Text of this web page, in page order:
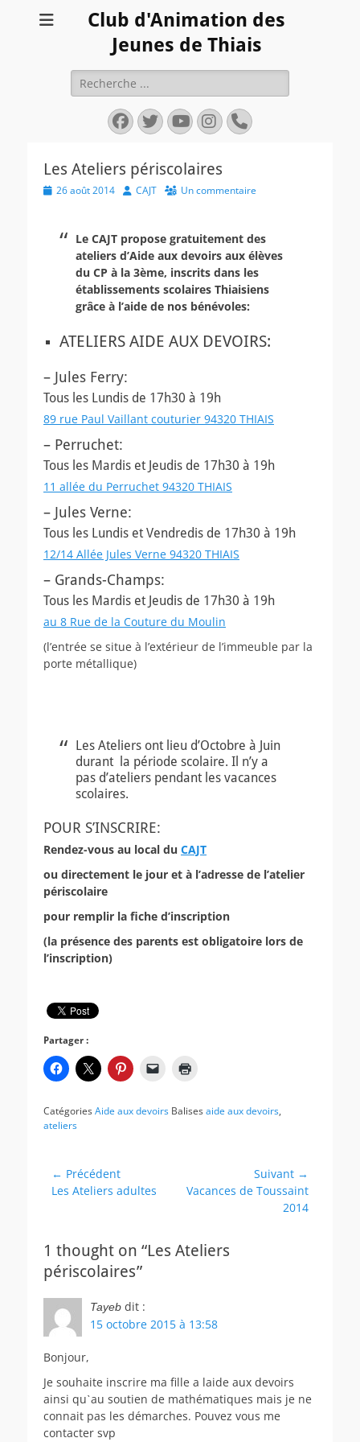
Club d'Animation des
Jeunes de Thiais
Rechercher :
Facebook
Twitter
YouTube
Instagram
Tél
Les Ateliers périscolaires
Posted
26 août 2014 Author
CAJT Un commentaire
Le CAJT propose gratuitement des
ateliers d’Aide aux devoirs aux élèves
du CP à la 3ème, inscrits dans les
établissements scolaires Thiaisiens
grâce à l’aide de nos bénévoles:
ATELIERS AIDE AUX DEVOIRS:
– Jules Ferry:
Tous les Lundis de 17h30 à 19h
89 rue Paul Vaillant couturier 94320 THIAIS
– Perruchet:
Tous les Mardis et Jeudis de 17h30 à 19h
11 allée du Perruchet 94320 THIAIS
– Jules Verne:
Tous les Lundis et Vendredis de 17h30 à 19h
12/14 Allée Jules Verne 94320 THIAIS
– Grands-Champs:
Tous les Mardis et Jeudis de 17h30 à 19h
au 8 Rue de la Couture du Moulin
(l’entrée se situe à l’extérieur de l’immeuble par la
porte métallique)
Les Ateliers ont lieu d’Octobre à Juin
durant la période scolaire. Il n’y a
pas d’ateliers pendant les vacances
scolaires.
POUR S’INSCRIRE:
Rendez-vous au local du CAJT
ou directement le jour et à l’adresse de l’atelier
périscolaire
pour remplir la fiche d’inscription
(la présence des parents est obligatoire lors de
l’inscription)
Partager :
CatégoriesAide aux devoirs Balisesaide aux devoirs,
ateliers
Navigation
de
← Précédent
Article
Les Ateliers adultes
Suivant →
Article
Vacances de Toussaint
2014
1 thought on “Les Ateliers
périscolaires”
Tayeb dit :
15 octobre 2015 à 13:58
Bonjour,
Je souhaite inscrire ma fille a laide aux devoirs
ainsi quˋau soutien de mathématiques mais je ne
connait pas les démarches. Pouvez vous me
contacter svp